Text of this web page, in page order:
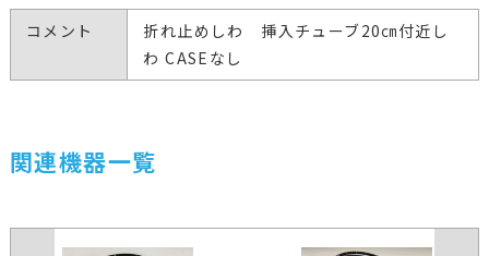
コメント
折れ止めしわ 挿入チューブ20㎝付近し
わ CASEなし
関連機器一覧